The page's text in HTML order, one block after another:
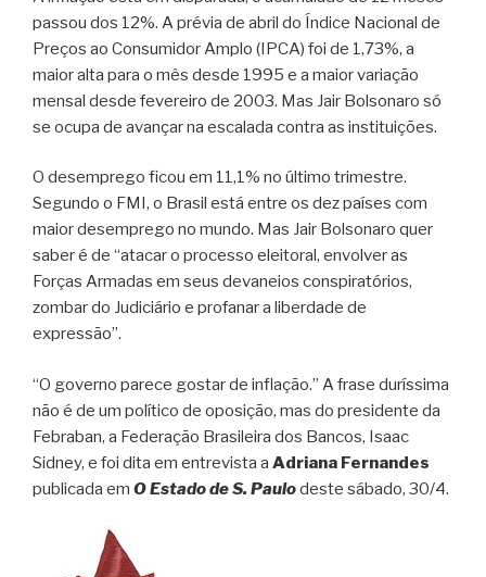
passou dos 12%. A prévia de abril do Índice Nacional de
Preços ao Consumidor Amplo (IPCA) foi de 1,73%, a
maior alta para o mês desde 1995 e a maior variação
mensal desde fevereiro de 2003. Mas Jair Bolsonaro só
se ocupa de avançar na escalada contra as instituições.
O desemprego ficou em 11,1% no último trimestre.
Segundo o FMI, o Brasil está entre os dez países com
maior desemprego no mundo. Mas Jair Bolsonaro quer
saber é de “atacar o processo eleitoral, envolver as
Forças Armadas em seus devaneios conspiratórios,
zombar do Judiciário e profanar a liberdade de
expressão”.
“O governo parece gostar de inflação.” A frase duríssima
não é de um político de oposição, mas do presidente da
Febraban, a Federação Brasileira dos Bancos, Isaac
Sidney, e foi dita em entrevista a Adriana Fernandes
publicada em O Estado de S. Paulodeste sábado, 30/4.